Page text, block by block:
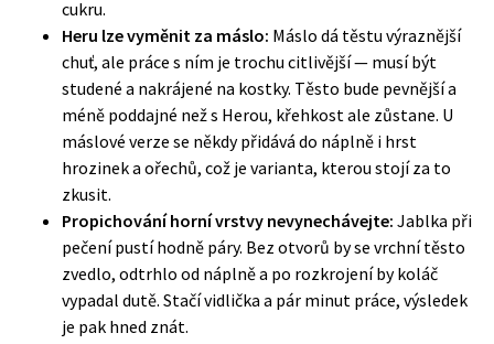
cukru.
Heru lze vyměnit za máslo: Máslo dá těstu výraznější
chuť, ale práce s ním je trochu citlivější — musí být
studené a nakrájené na kostky. Těsto bude pevnější a
méně poddajné než s Herou, křehkost ale zůstane. U
máslové verze se někdy přidává do náplně i hrst
hrozinek a ořechů, což je varianta, kterou stojí za to
zkusit.
Propichování horní vrstvy nevynechávejte: Jablka při
pečení pustí hodně páry. Bez otvorů by se vrchní těsto
zvedlo, odtrhlo od náplně a po rozkrojení by koláč
vypadal dutě. Stačí vidlička a pár minut práce, výsledek
je pak hned znát.